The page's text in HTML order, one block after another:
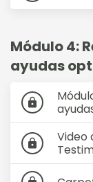
Módulo 4:
ayudas
lock
lock
Video